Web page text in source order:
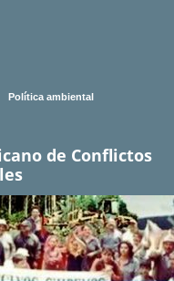
Política ambiental
de Conflictos